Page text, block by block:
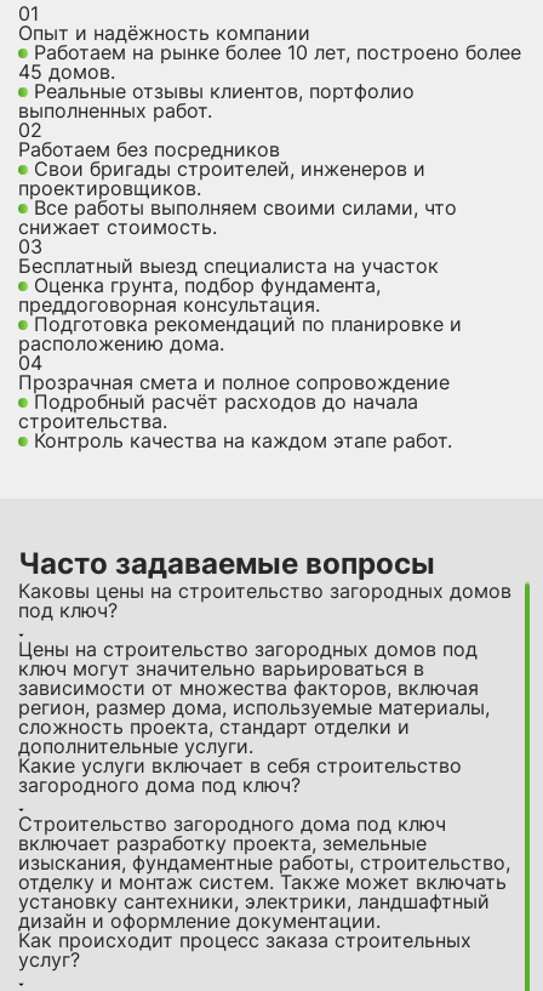
01
Опыт и надёжность компании
Работаем на рынке более 10 лет, построено более
45 домов.
Реальные отзывы клиентов, портфолио
выполненных работ.
02
Работаем без посредников
Свои бригады строителей, инженеров и
проектировщиков.
Все работы выполняем своими силами, что
снижает стоимость.
03
Бесплатный выезд специалиста на участок
Оценка грунта, подбор фундамента,
преддоговорная консультация.
Подготовка рекомендаций по планировке и
расположению дома.
04
Прозрачная смета и полное сопровождение
Подробный расчёт расходов до начала
строительства.
Контроль качества на каждом этапе работ.
Часто задаваемые вопросы
Каковы цены на строительство загородных домов
под ключ?
Цены на строительство загородных домов под
ключ могут значительно варьироваться в
зависимости от множества факторов, включая
регион, размер дома, используемые материалы,
сложность проекта, стандарт отделки и
дополнительные услуги.
Какие услуги включает в себя строительство
загородного дома под ключ?
Строительство загородного дома под ключ
включает разработку проекта, земельные
изыскания, фундаментные работы, строительство,
отделку и монтаж систем. Также может включать
установку сантехники, электрики, ландшафтный
дизайн и оформление документации.
Как происходит процесс заказа строительных
услуг?